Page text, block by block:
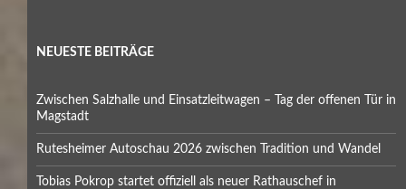
NEUESTE BEITRÄGE
Zwischen Salzhalle und Einsatzleitwagen – Tag der offenen Tür in
Magstadt
Rutesheimer Autoschau 2026 zwischen Tradition und Wandel
Tobias Pokrop startet offiziell als neuer Rathauschef in